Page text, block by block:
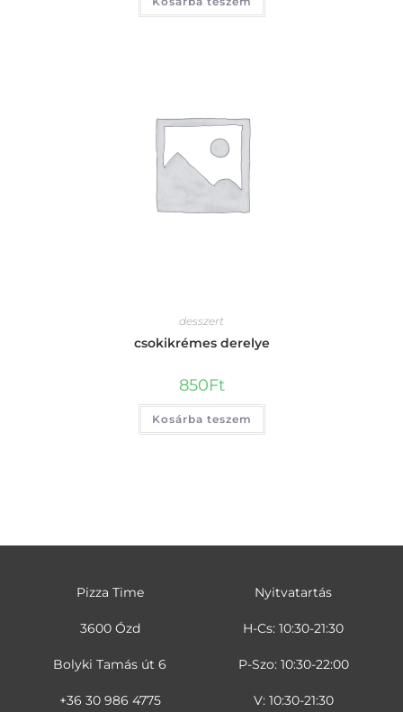
desszert
csokikrémes derelye
850Ft
Kosárba teszem
Pizza Time
3600 Ózd
Bolyki Tamás út 6
+36 30 986 4775
Nyitvatartás
H-Cs: 10:30-21:30
P-Szo: 10:30-22:00
V: 10:30-21:30